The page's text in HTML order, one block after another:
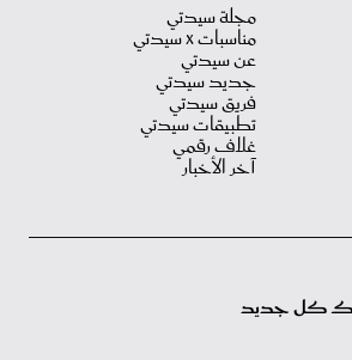
مجلة سيدتي
مناسبات X سيدتي
عن سيدتي
جديد سيدتي
فريق سيدتي
تطبيقات سيدتي
غلاف رقمي
آخر الأخبار
كل جديد